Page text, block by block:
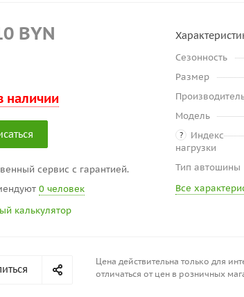
BYN
наличии
сервис с гарантией.
0 человек
калькулятор
Сезонность
Размер
Модель
?
Индекс
нагрузки
Тип автошины
Все
Цена действительна только для
отличаться от цен в розничных